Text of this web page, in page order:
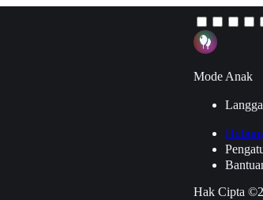
Mode Anak
Hak Cipta